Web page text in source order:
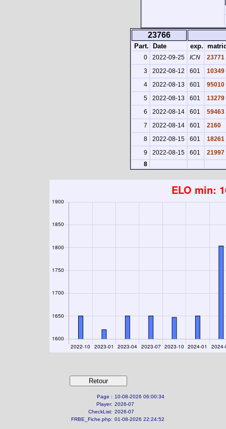
23766
Part. Date exp.
0 2022-09-25 ICN
23771
3
2022-08-12 601
10349
4
2022-08-13 601
95010
5
2022-08-13 601
13279
6
2022-08-14 601
59463
7
2022-08-14 601
2160
8
2022-08-15 601
18261
9
2022-08-15 601
21997
8
Page : 10-08-2026 06:00:34
Player: 2026-07
CheckList: 2026-07
FRBE_Fiche.php: 01-08-2026 22:24:52